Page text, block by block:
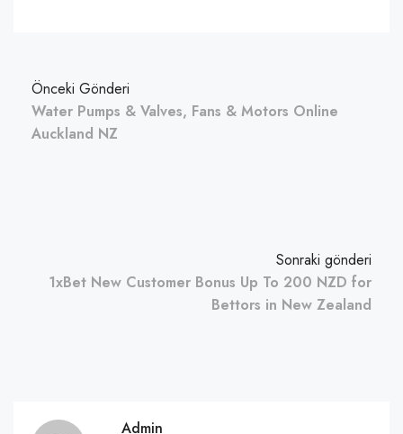
Önceki Gönderi
Water Pumps & Valves, Fans & Motors Online
Auckland NZ
Sonraki gönderi
1xBet New Customer Bonus Up To 200 NZD for
Bettors in New Zealand
Admin